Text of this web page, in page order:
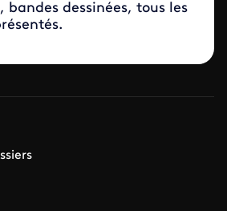
bandes dessinées, tous les